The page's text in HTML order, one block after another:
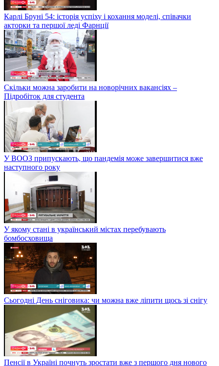
Карлі Бруні 54: історія успіху і кохання моделі, співачки
акторки та першої леді Фарнції
Скільки можна заробити на новорічних вакансіях –
Підробіток для студента
У ВООЗ припускають, що пандемія може завершитися вже
наступного року
У якому стані в український містах перебувають
бомбосховища
Сьогодні День сніговика: чи можна вже ліпити щось зі снігу
Пенсії в Україні почнуть зростати вже з першого дня нового